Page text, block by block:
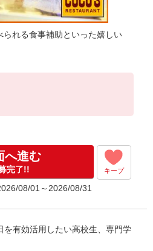
れる食事補助といった嬉しい
1438円
＋100円
）時給＋200円
へ進む
完了!! キープ
08/01～2026/08/31
を有効活用したい高校生、専門学